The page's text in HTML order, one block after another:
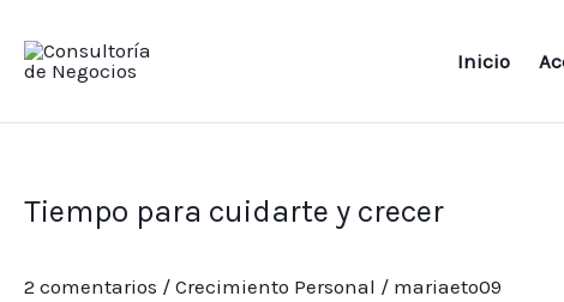
Inicio
Tiempo para cuidarte y crecer
2 comentarios / Crecimiento Personal / mariaeto09
cuidarte
crecer